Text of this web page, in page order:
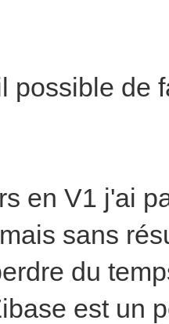
possible de
en V1 j'ai
sans
du
est un